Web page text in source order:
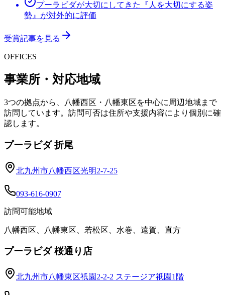
プーラビダが大切にしてきた『人を大切にする姿
勢』が対外的に評価
受賞記事を見る
OFFICES
事業所・対応地域
3つの拠点から、八幡西区・八幡東区を中心に周辺地域まで
訪問しています。訪問可否は住所や支援内容により個別に確
認します。
プーラビダ 折尾
北九州市八幡西区光明2-7-25
093-616-0907
訪問可能地域
八幡西区、八幡東区、若松区、水巻、遠賀、直方
プーラビダ 桜通り店
北九州市八幡東区祇園2-2-2 ステージア祇園1階